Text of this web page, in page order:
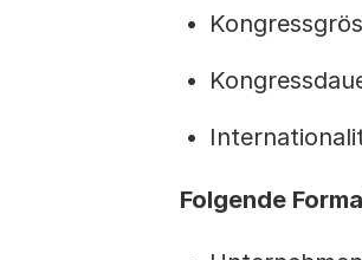
Folgende